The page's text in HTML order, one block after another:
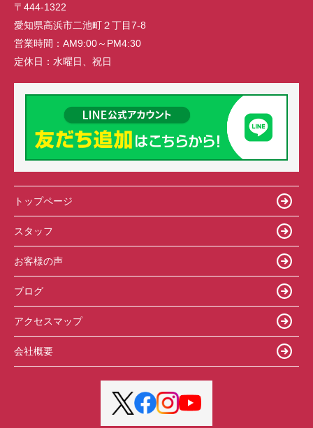
〒444-1322
愛知県高浜市二池町２丁目7-8
営業時間： AM9:00～PM4:30
定休日： 水曜日、祝日
トップページ
スタッフ
お客様の声
ブログ
アクセスマップ
会社概要